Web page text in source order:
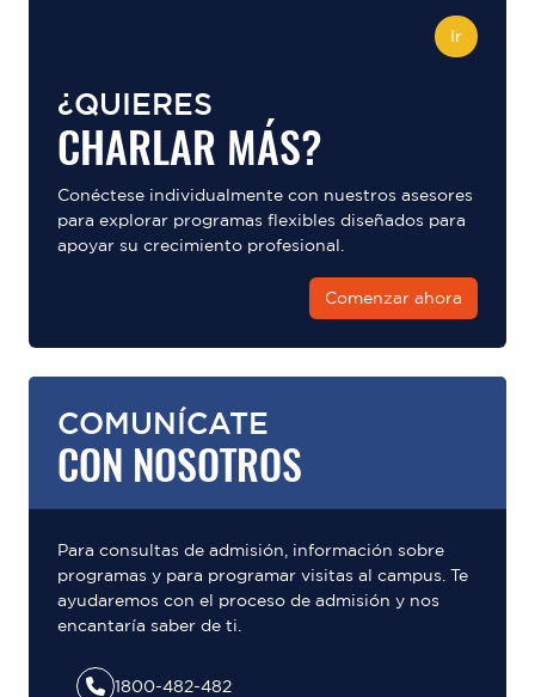
Ir
¿QUIERES
CHARLAR MÁS?
Conéctese individualmente con nuestros asesores
para explorar programas flexibles diseñados para
apoyar su crecimiento profesional.
Comenzar ahora
COMUNÍCATE
CON NOSOTROS
Para consultas de admisión, información sobre
programas y para programar visitas al campus. Te
ayudaremos con el proceso de admisión y nos
encantaría saber de ti.
1800-482-482